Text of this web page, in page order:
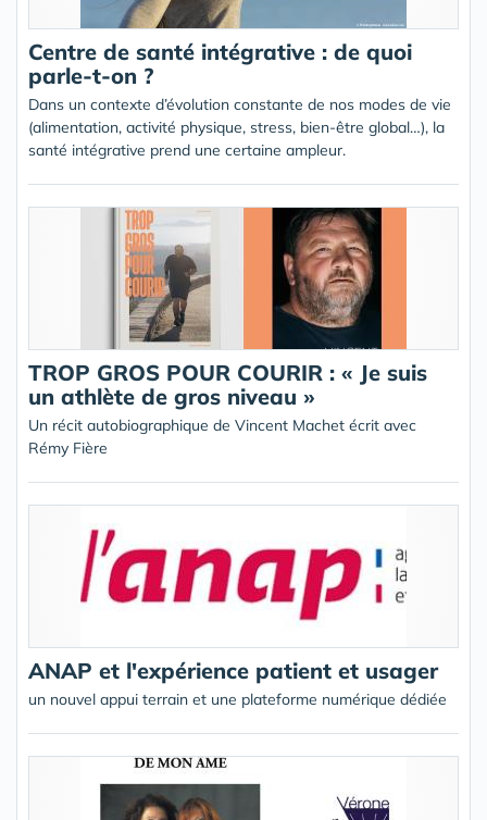
Centre de santé intégrative : de quoi
parle-t-on ?
Dans un contexte d’évolution constante de nos modes de vie
(alimentation, activité physique, stress, bien-être global…), la
santé intégrative prend une certaine ampleur.
TROP GROS POUR COURIR : « Je suis
un athlète de gros niveau »
Un récit autobiographique de Vincent Machet écrit avec
Rémy Fière
ANAP et l'expérience patient et usager
un nouvel appui terrain et une plateforme numérique dédiée